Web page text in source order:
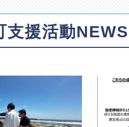
支援活動NEWS